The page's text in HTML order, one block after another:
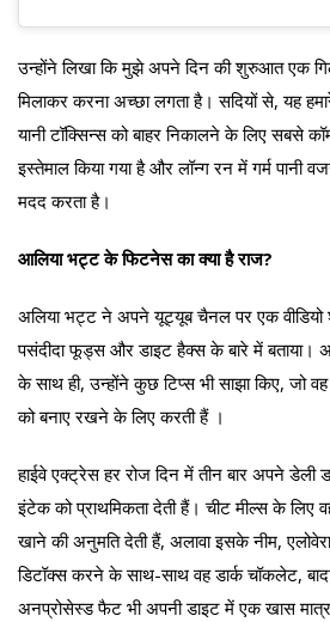
उन्होंने लिखा कि मुझे अपने दिन की शुरुआत एक
मिलाकर करना अच्छा लगता है। सदियों से, यह
यानी टॉक्सिन्स को बाहर निकालने के लिए
इस्तेमाल किया गया है और लॉन्ग रन में गर्म पानी
मदद करता है।
आलिया भट्ट के फिटनेस का क्या है राज?
अलिया भट्ट ने अपने यूट्यूब चैनल पर एक वीडियो
पसंदीदा फूड्स और डाइट हैक्स के बारे में बताया।
के साथ ही, उन्होंने कुछ टिप्स भी साझा किए, जो
को बनाए रखने के लिए करती हैं ।
हाईवे एक्ट्रेस हर रोज दिन में तीन बार अपने डेली
इंटेक को प्राथमिकता देती हैं। चीट मील्स के लिए
खाने की अनुमति देती हैं, अलावा इसके नीम,
डिटॉक्स करने के साथ-साथ वह डार्क चॉकलेट,
अनप्रोसेस्ड फैट भी अपनी डाइट में एक खास